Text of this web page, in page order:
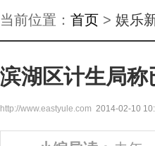
当前位置： 首页 > 娱乐
滨湖区计生局称
http://www.eastyule.com 2014-02-10